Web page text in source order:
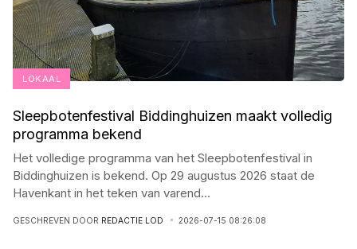
LOKAAL
Sleepbotenfestival Biddinghuizen maakt volledig
programma bekend
Het volledige programma van het Sleepbotenfestival in
Biddinghuizen is bekend. Op 29 augustus 2026 staat de
Havenkant in het teken van varend...
GESCHREVEN DOOR REDACTIE LOD 2026-07-15 08:26:08